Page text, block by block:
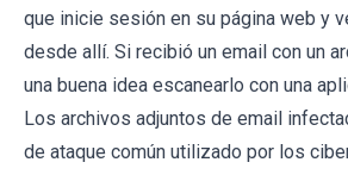
que inicie sesión en su página web y
desde allí. Si recibió un email con un
una buena idea escanearlo con una
Los archivos adjuntos de email
de ataque común utilizado por los